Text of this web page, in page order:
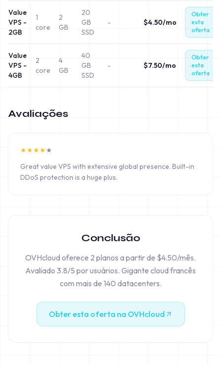
Value
VPS -
2GB
1
core
2
GB
20
GB
SSD
- $4.50/mo
Obter
esta
oferta
Value
VPS -
4GB
2
core
4
GB
40
GB
SSD
- $7.50/mo
Obter
esta
oferta
Avaliações
★★★★★
Great value VPS with extensive global presence. Built-in
DDoS protection is a huge plus.
Conclusão
OVHcloud oferece 2 planos a partir de $4.50/mês.
Avaliado 3.8/5 por usuários. Gigante cloud francês
com mais de 140 datacenters.
Obter esta oferta na OVHcloud